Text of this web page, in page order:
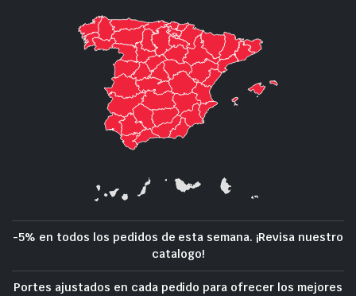
-5% en todos los pedidos de esta semana. ¡Revisa nuestro
catalogo!
Portes ajustados en cada pedido para ofrecer los mejores